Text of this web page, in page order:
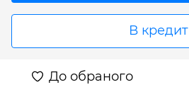
В кредит
До обраного